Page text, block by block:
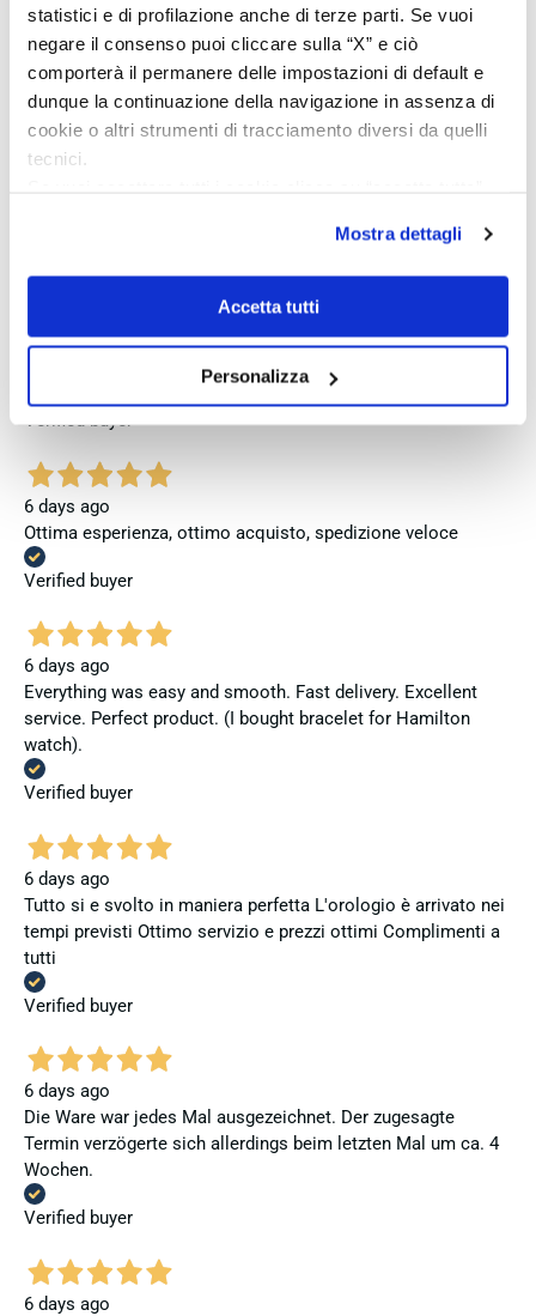
statistici e di profilazione anche di terze parti. Se vuoi
negare il consenso puoi cliccare sulla “X” e ciò
comporterà il permanere delle impostazioni di default e
dunque la continuazione della navigazione in assenza di
cookie o altri strumenti di tracciamento diversi da quelli
tecnici.
Se vuoi saperne di più consulta laprivacy policye la
Mostra dettagli
Accetta tutti
Personalizza
jedoch, dass bei zukünftigen Bestellungen mehr Wert auf
eine vollständige und originale Präsentation gelegt wird.
Verified buyer
4 days ago
Verified buyer
6 days ago
Ottima esperienza, ottimo acquisto, spedizione veloce
Verified buyer
6 days ago
Everything was easy and smooth. Fast delivery. Excellent
service. Perfect product. (I bought bracelet for Hamilton
watch).
Verified buyer
6 days ago
Tutto si e svolto in maniera perfetta L'orologio è arrivato nei
tempi previsti Ottimo servizio e prezzi ottimi Complimenti a
tutti
Verified buyer
6 days ago
Die Ware war jedes Mal ausgezeichnet. Der zugesagte
Termin verzögerte sich allerdings beim letzten Mal um ca. 4
Wochen.
Verified buyer
6 days ago